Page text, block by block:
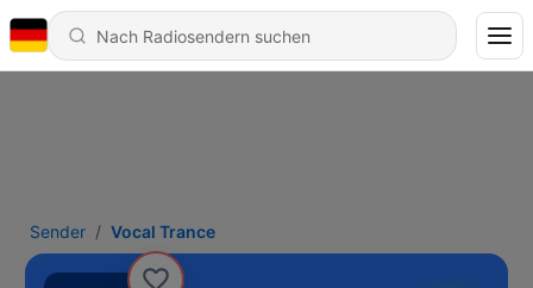
Sender Vocal Trance